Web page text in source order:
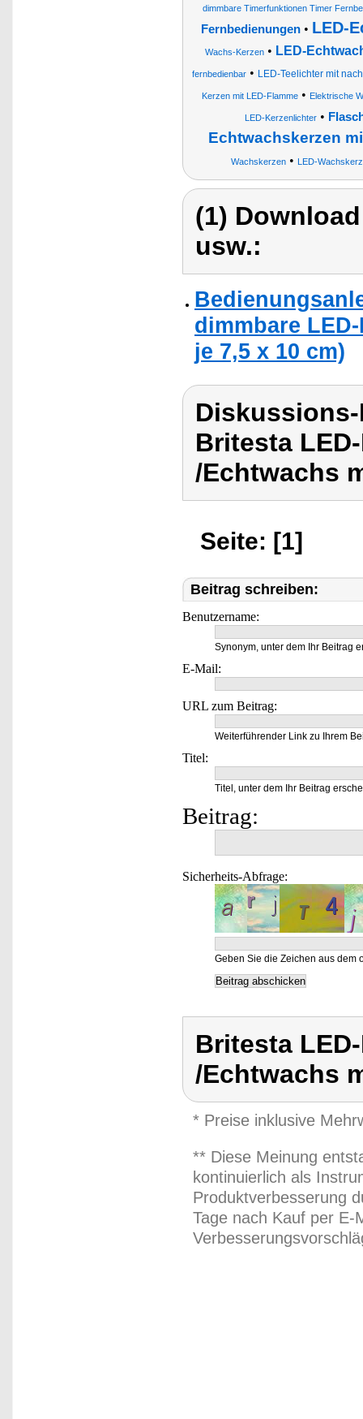
dimmbare Timerfunktionen Timer
Fernbedienungen • LED-
Wachs-Kerzen • LED-
fernbedienbar• LED-Teelichter mit
Kerzen mit LED-Flamme • Elektrische
LED-Kerzenlichter •
Echtwachskerzen
Wachskerzen • LED-
(1)
usw.:
dimmbare
je 7,5 x 10 cm)
Britesta
/Echtwachs
Seite: [1]
Beitrag schreiben:
Benutzername:
Synonym, unter dem Ihr Beitrag
E-Mail:
URL zum Beitrag:
Weiterführender Link zu Ihrem
Titel:
Titel, unter dem Ihr Beitrag
Beitrag:
Sicherheits-Abfrage:
Geben Sie die Zeichen aus dem
Britesta
/Echtwachs
* Preise inklusive
** Diese Meinung
kontinuierlich als
Produktverbesserung
Tage nach Kauf per E-